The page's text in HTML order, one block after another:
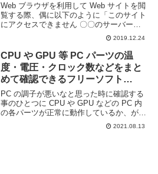
Web ブラウザを利用して Web サイトを閲
覧する際、偶に以下のように「このサイト
にアクセスできません 〇〇のサーバーの
IP アドレスが見つかりませんでした」と
言われてアクセスできない事がある。画面
下には英語のエラーメッセージも表示さ
る...
2019.12.24
CPU や GPU 等 PC パーツの温
度・電圧・クロック数などをまと
めて確認できるフリーソフト
HWMonitor
PC の調子が悪いなと思った時に確認する
事のひとつに CPU や GPU などの PC 内
の各パーツが正常に動作しているか、があ
る。特に温度は高くなると極端に性能が落
ちてしまうため、重要な要素のひとつだ。
2021.08.13